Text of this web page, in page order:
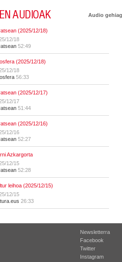
AUDIOAK Audio
(2025/12/18)
12/18
52:49
(2025/12/18)
12/18
56:33
(2025/12/17)
12/17
51:44
(2025/12/16)
12/16
52:27
Azkargorta
12/15
52:28
leihoa (2025/12/15)
12/15
26:33
Newsletterra
Facebook
Twitter
Instagram